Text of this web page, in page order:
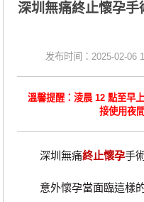
深圳無痛終止懷孕
发布时间：2025-02-06
溫馨提醒：淩晨 12 點至早
接使用夜
深圳無痛終止懷孕手
意外懷孕當面臨這樣的